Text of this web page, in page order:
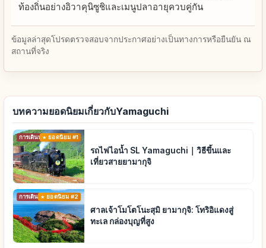
ท้องถิ่นอย่างอิวาคุนิซูชิและเมนูปลาอายุควบคู่กัน
ข้อมูลล่าสุดโปรดตรวจสอบจากประกาศอย่างเป็นทางการหรือยืนยัน ณ
สถานที่จริง
บทความยอดนิยมเกี่ยวกับYamaguchi
การเดินทาง ยอดนิยม #1
รถไฟไอน้ำ SL Yamaguchi｜วิธีขึ้นและ
เที่ยวสายยามากุจิ
การเดินทางยอดนิยม #2
ศาลเจ้าโมโตโนะสุมิ ยามากุจิ: โทริอิแดงสู่
ทะเล กล่องบุญที่สูง